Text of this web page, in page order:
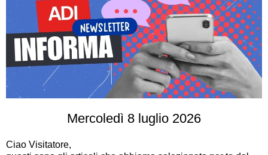
Mercoledì 8 luglio 2026
Ciao Visitatore,